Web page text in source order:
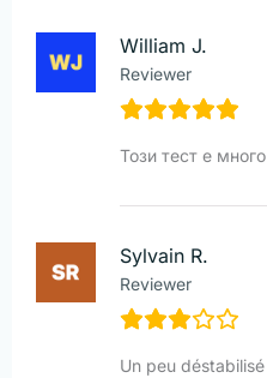
William J.
Reviewer
Този тест е
Sylvain R.
Reviewer
Un peu